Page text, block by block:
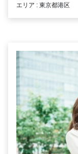
エリア : 東京都港区